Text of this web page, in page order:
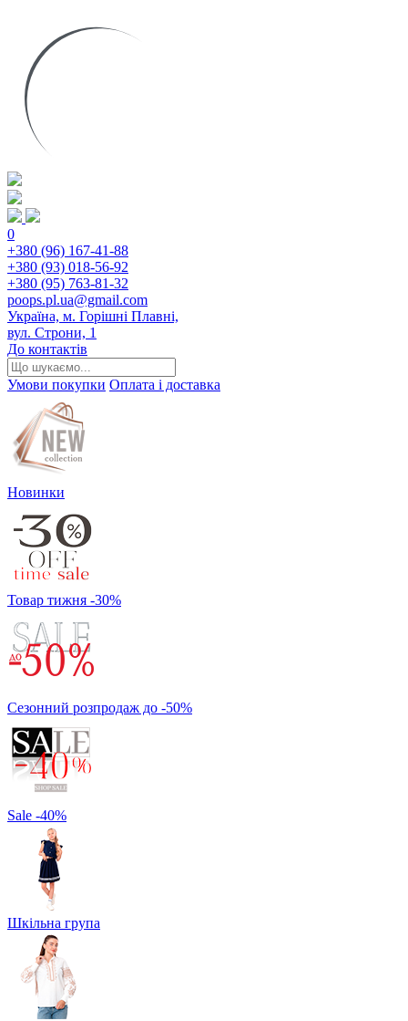
0
+380 (96) 167-41-88
+380 (93) 018-56-92
+380 (95) 763-81-32
poops.pl.ua@gmail.com
Україна, м. Горішні Плавні,
вул. Строни, 1
До контактів
Умови покупки Оплата і доставка
Новинки
Товар тижня -30%
Сезонний розпродаж до -50%
Sale -40%
Шкільна група